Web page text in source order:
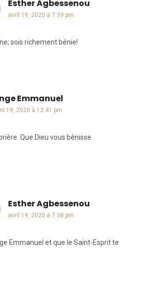
Esther Agbessenou
avril 19, 2020 à 7:39 pm
sois richement bénie!
Emmanuel
19, 2020 à 12:41 pm
Que Dieu vous bénisse
Esther Agbessenou
avril 19, 2020 à 7:38 pm
Emmanuel et que le Saint-Esprit te